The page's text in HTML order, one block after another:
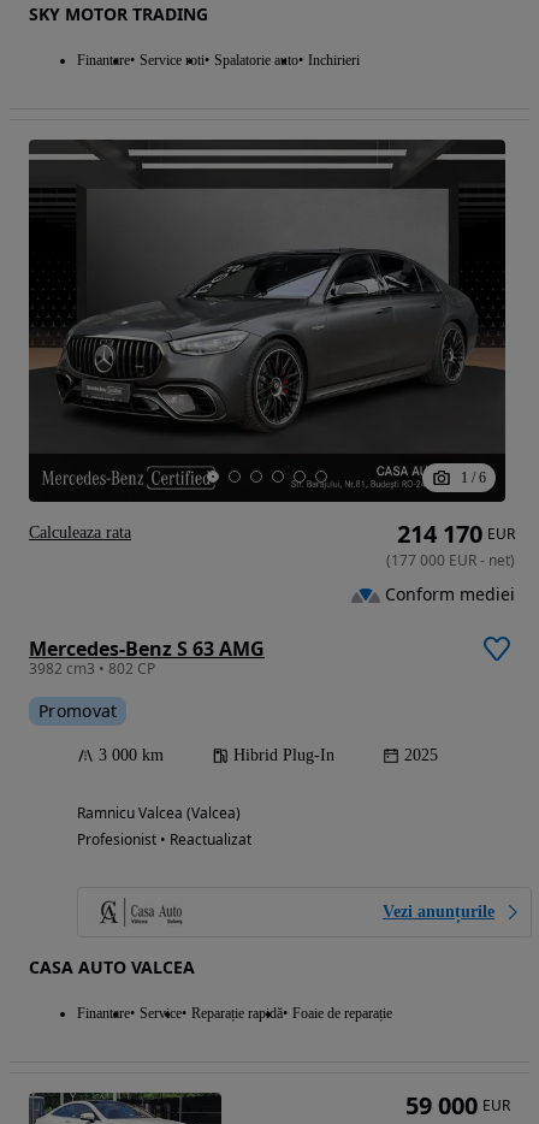
SKY MOTOR TRADING
Finantare Service roti Spalatorie auto Inchirieri
1 / 6
Mercedes-Benz S 63 AMG
3982 cm3 • 802 CP
Promovat
3 000 km Hibrid Plug-In 2025
Ramnicu Valcea (Valcea)
Profesionist • Reactualizat
Vezi anunțurile
CASA AUTO VALCEA
Finantare Service Reparație rapidă Foaie de reparație
214 170 EUR
(177 000 EUR- net)
Conform mediei
Calculeaza rata
59 000 EUR